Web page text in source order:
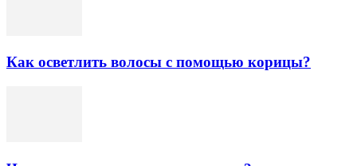
Как осветлить волосы с помощью корицы?